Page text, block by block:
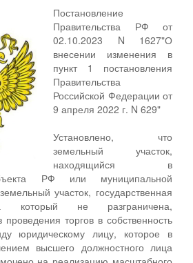
Постановление
Правительства РФ от
02.10.2023 N 1627"О
внесении изменения в
пункт 1 постановления
Правительства
Российской Федерации от
9 апреля 2022 г. N 629"
Установлено, что
земельный участок,
находящийся в
РФ или муниципальной
участок, государственная
который не разграничена,
проведения торгов в собственность
юридическому лицу, которое в
высшего должностного лица